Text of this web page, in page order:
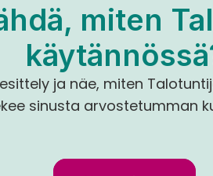
miten
ja näe, miten
sinusta arvostetumman